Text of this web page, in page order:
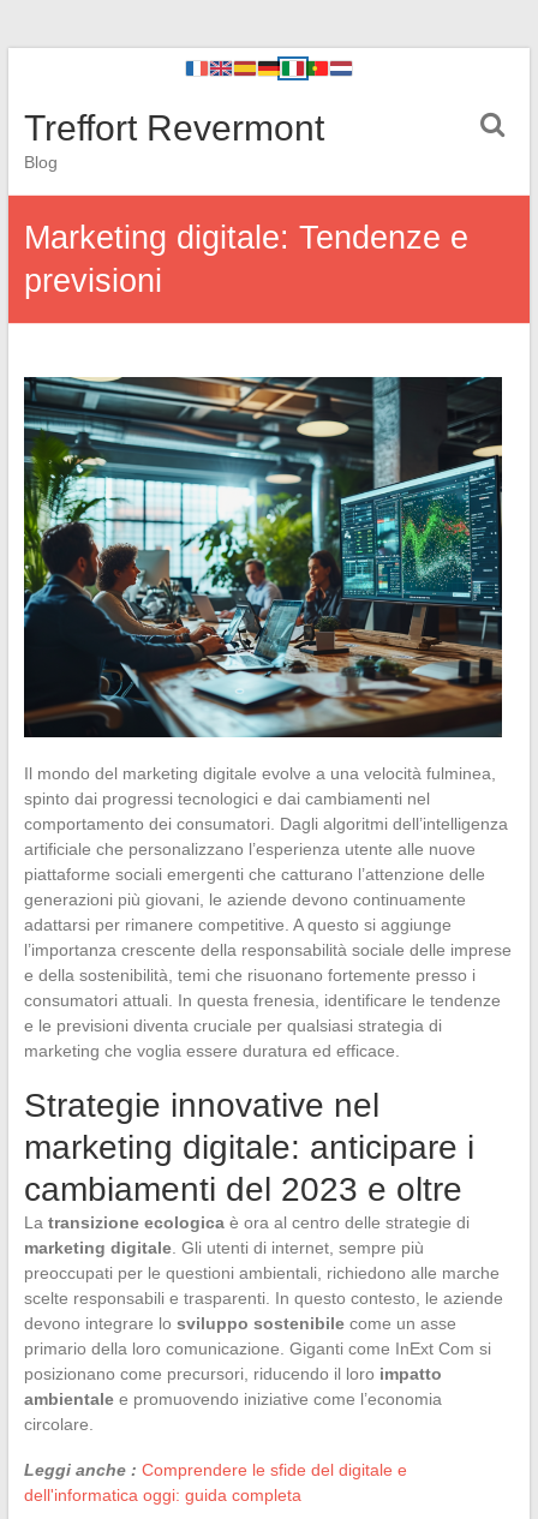
Treffort Revermont
Blog
Marketing digitale: Tendenze e
previsioni
Il mondo del marketing digitale evolve a una velocità fulminea,
spinto dai progressi tecnologici e dai cambiamenti nel
comportamento dei consumatori. Dagli algoritmi dell’intelligenza
artificiale che personalizzano l’esperienza utente alle nuove
piattaforme sociali emergenti che catturano l’attenzione delle
generazioni più giovani, le aziende devono continuamente
adattarsi per rimanere competitive. A questo si aggiunge
l’importanza crescente della responsabilità sociale delle imprese
e della sostenibilità, temi che risuonano fortemente presso i
consumatori attuali. In questa frenesia, identificare le tendenze
e le previsioni diventa cruciale per qualsiasi strategia di
marketing che voglia essere duratura ed efficace.
Strategie innovative nel
marketing digitale: anticipare i
cambiamenti del 2023 e oltre
La transizione ecologicaè ora al centro delle strategie di
marketing digitale. Gli utenti di internet, sempre più
preoccupati per le questioni ambientali, richiedono alle marche
scelte responsabili e trasparenti. In questo contesto, le aziende
devono integrare lo sviluppo sostenibilecome un asse
primario della loro comunicazione. Giganti come InExt Com si
posizionano come precursori, riducendo il loro impatto
ambientalee promuovendo iniziative come l’economia
circolare.
Leggi anche : Comprendere le sfide del digitale e
dell'informatica oggi: guida completa